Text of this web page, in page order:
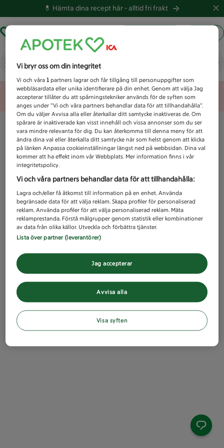
💊 Hämta dina recept här -alltid fri frakt
Vad letar du efter idag?
Unknown error
Vi bryr oss om din integritet
Vi och våra1 partners lagrar och får tillgång till personuppgifter som
webbläsardata eller unika identifierare på din enhet. Genom att välja Jag
accepterar tillåter du att spårningstekniker används för de syften som
anges under ”Vi och våra partners behandlar data för att tillhandahålla”.
Om du väljer Avvisa alla eller återkallar ditt samtycke inaktiveras de. Om
spårare är inaktiverade kan visst innehåll och vissa annonser som du ser
vara mindre relevanta för dig. Du kan återkomma till denna meny för att
ändra dina val eller återkalla ditt samtycke när som helst genom att klicka
på länken Anpassa cookieinställningar längst ned på webbsidan. Dina val
kommer att ha effekt inom vår Webbplats. Mer information finns i vår
integritetspolicy.
Vi och våra partners behandlar data för att tillhandahålla:
Lagra och/eller få åtkomst till information på en enhet. Använda
begränsade data för att välja reklam. Skapa profiler för personaliserad
reklam. Använda profiler för att välja personaliserad reklam. Mäta
reklamprestanda. Förstå målgrupper genom statistik eller kombinationer
av data från olika källor. Utveckla och förbättra tjänster.
Lista över partner (leverantörer)
Avvisa alla
Jag accepterar
Visa syften